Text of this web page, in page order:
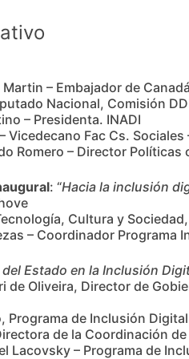
– Embajador de Canadá
Nacional, Comisión
– Presidenta. INADI
Vicedecano Fac Cs. Sociales
Romero – Director Políticas
: “Hacia la inclusión
Cultura y
– Coordinador Programa
del Estado en la Inclusión
de Oliveira, Director de
Programa de Inclusión Digital
de la Coordinación
Lacovsky – Programa de